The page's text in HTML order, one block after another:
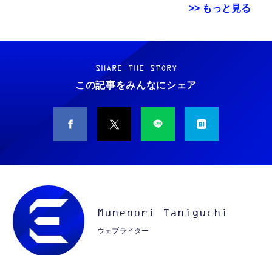
>> もっと見る
Grithope イヤホン タイプC【2026新モデル
耐久性】 有線イヤホン マイク付き HiFi音質
ノイズ低減 重低音 遅延なし
￥949
タイプc 寝ホンイヤホン 寝ホン type-c 有線
睡眠用イヤホン 【音質強化バージョン
￥2,199
MFi認証 【ハイレゾ音質】 内蔵DAC 遅延な
し 48ビット/96KHz 音量調節対応
霊界コミュニケーションロボット BAKETAN
WARASHI ばけたん ワラシ 改 KAI
￥5,400
M10SR AIペット（コミュニケーションロボッ
ト）
ット）
￥53,900
SHARE THE STORY
この記事をみんなにシェア
Munenori Taniguchi
ウェブライター